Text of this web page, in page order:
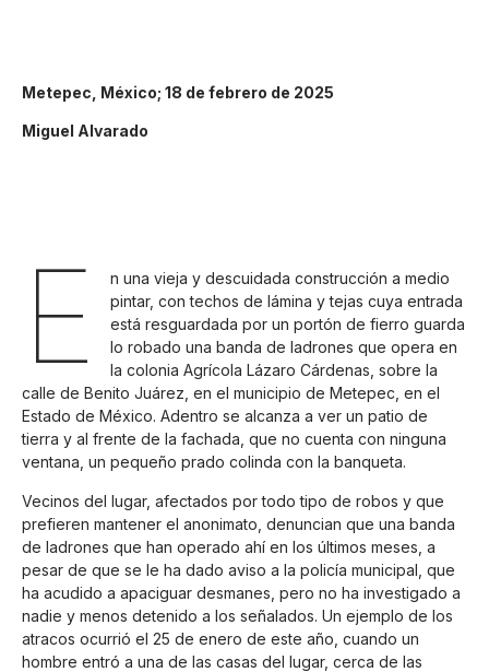
Metepec, México; 18 de febrero de 2025
Miguel Alvarado
E
n una vieja y descuidada construcción a medio
pintar, con techos de lámina y tejas cuya entrada
está resguardada por un portón de fierro guarda
lo robado una banda de ladrones que opera en
la colonia Agrícola Lázaro Cárdenas, sobre la
calle de Benito Juárez, en el municipio de Metepec, en el
Estado de México. Adentro se alcanza a ver un patio de
tierra y al frente de la fachada, que no cuenta con ninguna
ventana, un pequeño prado colinda con la banqueta.
Vecinos del lugar, afectados por todo tipo de robos y que
prefieren mantener el anonimato, denuncian que una banda
de ladrones que han operado ahí en los últimos meses, a
pesar de que se le ha dado aviso a la policía municipal, que
ha acudido a apaciguar desmanes, pero no ha investigado a
nadie y menos detenido a los señalados. Un ejemplo de los
atracos ocurrió el 25 de enero de este año, cuando un
hombre entró a una de las casas del lugar, cerca de las